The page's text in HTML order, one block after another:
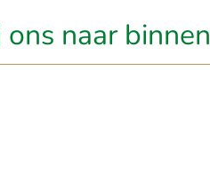
naar binnen​